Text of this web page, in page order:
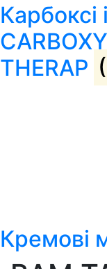
Карбоксі
THERAP
Кремові